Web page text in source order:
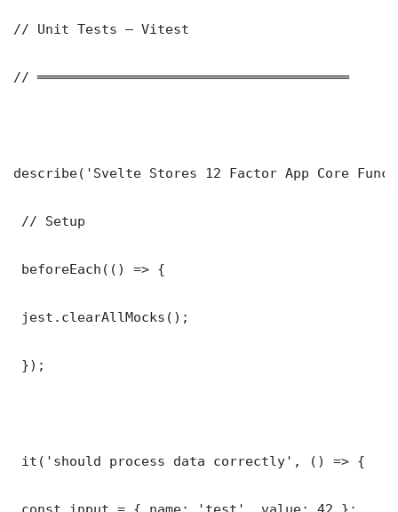
// Unit Tests — Vitest
// ═══════════════════════════════════════
describe('Svelte Stores 12 Factor App Core
// Setup
beforeEach(() => {
jest.clearAllMocks();
});
it('should process data correctly', () => {